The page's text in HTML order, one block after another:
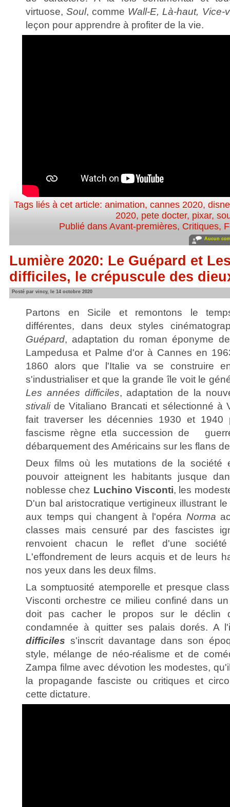
virtuose,Soul, comme Wall-E, Là-haut, Vice-
leçon pour apprendre à profiter de la vie.
Tags liés à cet article: animation, cannes 2020,
2020, pete docter, pixar,
Publié dansAvant-premières, Critiques,
Aucun
Lumière 2020: Le Guépard et
difficiles, le crépuscule des
Posté par vincy, le 14 octobre 2020
Partons en Sicile et remontons le
différentes, dans deux styles
Guépard, adaptation du roman éponyme
Lampedusa et Palme d'or à Cannes en
1860 alors que l'Italie va se construire
s'industrialiser et que la grande île voit le
Les années difficiles, adaptation de la
stivalide Vitaliano Brancati et sélectionné à
fait traverser les décennies 1930 et 1940
fascisme règne etla succession de
débarquement des Américains sur les flans
Deux films où les mutations de la société
pouvoir atteignent les habitants jusque
noblesse chez Luchino Visconti, les
D'un bal aristocratique vertigineux illustrant
aux temps qui changent à l'opéra Norma
classes mais censuré par des fascistes
renvoient chacun le reflet d'une
L'effondrement de leurs acquis et de leurs
nos yeux dans les deux films.
La somptuosité atemporelle et presque
Visconti orchestre ce milieu confiné dans
doit pas cacher le propos sur le déclin
condamnée à quitter ses palais dorés. A
difficiles s'inscrit davantage dans son
style, mélange de néo-réalisme et de
Zampa filme avec dévotion les modestes,
la propagande fasciste ou critiques et
cette dictature.